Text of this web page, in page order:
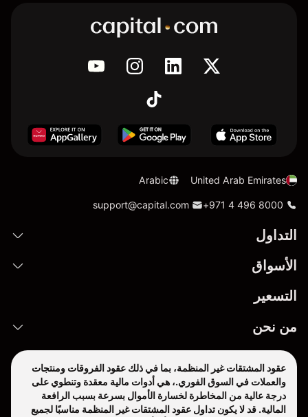
United Arab Emirates
Arabic
+971 4 496 8000
support@capital.com
التداول
الأسواق
التسعير
من نحن
عقود المشتقات غير المنظمة، بما في ذلك عقود الفروقات ومنتجات
والعملات في السوق الفوري.، هي أدوات مالية معقدة وتنطوي على
درجة عالية من المخاطرة لخسارة الأموال بسرعة بسبب الرافعة
المالية. قد لا يكون تداول عقود المشتقات غير المنظمة مناسبًا لجميع